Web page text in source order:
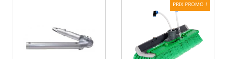
PRIX PROMO !